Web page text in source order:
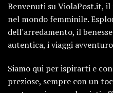
Benvenuti su ViolaPost.it,
nel mondo femminile.
dell'arredamento, il
autentica, i viaggi
Siamo qui per ispirarti e
preziose, sempre con un